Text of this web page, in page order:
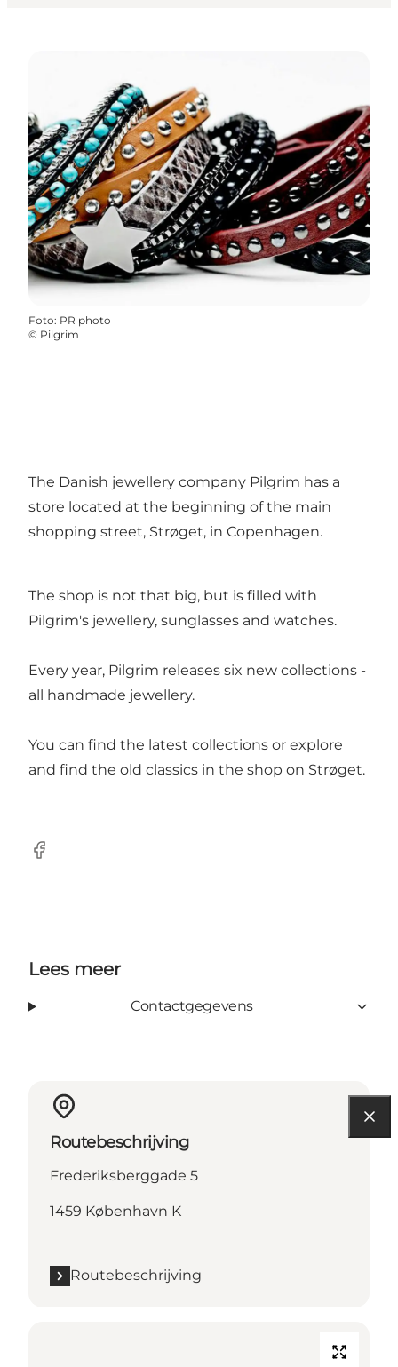
Foto: PR photo
© Pilgrim
The Danish jewellery company Pilgrim has a
store located at the beginning of the main
shopping street, Strøget, in Copenhagen.
The shop is not that big, but is filled with
Pilgrim's jewellery, sunglasses and watches.
Every year, Pilgrim releases six new collections -
all handmade jewellery.
You can find the latest collections or explore
and find the old classics in the shop on Strøget.
Facebook
Lees meer
Contactgegevens
Routebeschrijving
Frederiksberggade 5
1459 København K
Routebeschrijving